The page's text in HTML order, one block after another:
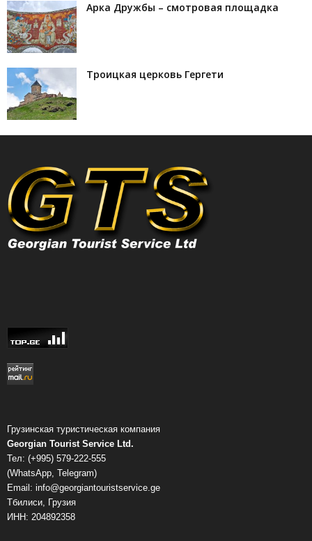
Арка Дружбы – смотровая площадка
Троицкая церковь Гергети
Грузинская туристическая компания
Georgian Tourist Service Ltd.
Тел: (+995) 579-222-555
(WhatsApp, Telegram)
Email: info@georgiantouristservice.ge
Тбилиси, Грузия
ИНН: 204892358